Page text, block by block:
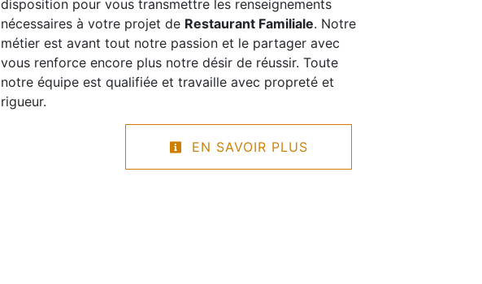
disposition pour vous transmettre les renseignements
nécessaires à votre projet de Restaurant Familiale. Notre
métier est avant tout notre passion et le partager avec
vous renforce encore plus notre désir de réussir. Toute
notre équipe est qualifiée et travaille avec propreté et
rigueur.
EN SAVOIR PLUS